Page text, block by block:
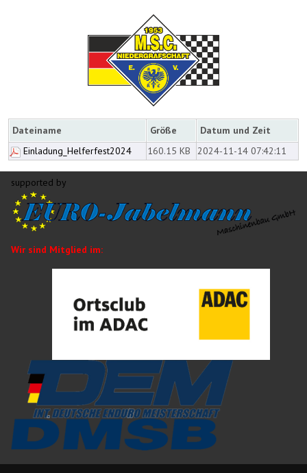
Dateiname Größe
Datum und Zeit
Einladung_Helferfest2024
160.15 KB 2024-11-14 07:42:11
supported by
Wir sind Mitglied im: